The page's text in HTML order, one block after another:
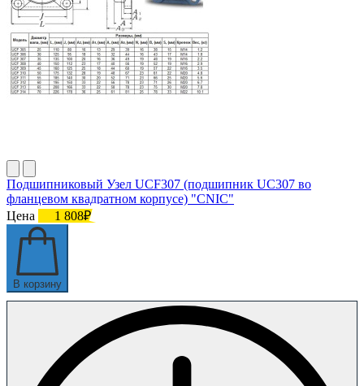
Подшипниковый Узел UCF307 (подшипник UC307 во
фланцевом квадратном корпусе) "CNIC"
Цена
1 808₽
В корзину